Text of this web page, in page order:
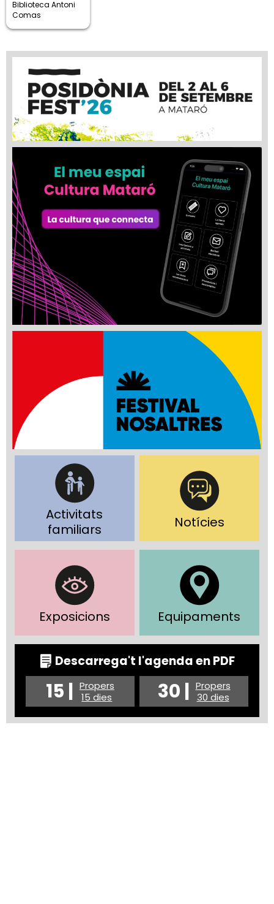
Activitats
familiars
Notícies
Exposicions Equipaments
Descarrega't l'agenda en PDF
15 | Propers
15 dies
30 | Propers
30 dies
Biblioteca Antoni
Comas